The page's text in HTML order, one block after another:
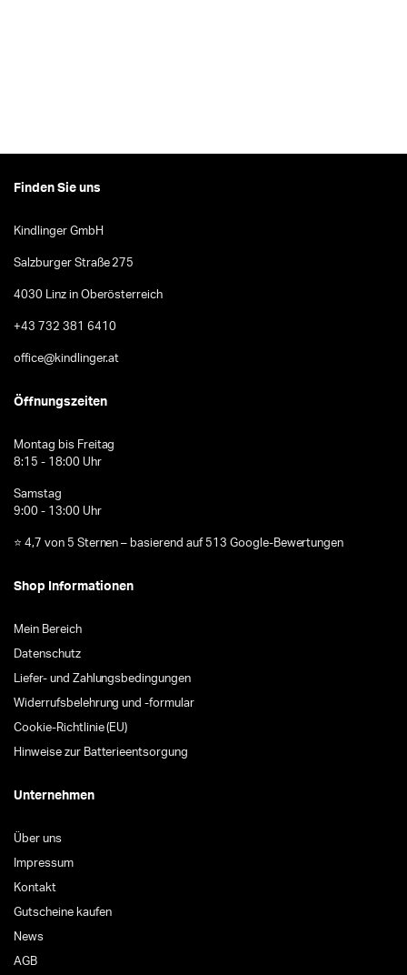
Finden Sie uns
Kindlinger GmbH
Salzburger Straße 275
4030 Linz in Oberösterreich
+43 732 381 6410
office@kindlinger.at
Öffnungszeiten
Montag bis Freitag
8:15 - 18:00 Uhr
Samstag
9:00 - 13:00 Uhr
⭐ 4,7 von 5 Sternen – basierend auf 513 Google-Bewertungen
Shop Informationen
Mein Bereich
Datenschutz
Liefer- und Zahlungsbedingungen
Widerrufsbelehrung und -formular
Cookie-Richtlinie (EU)
Hinweise zur Batterieentsorgung
Unternehmen
Über uns
Impressum
Kontakt
Gutscheine kaufen
News
AGB